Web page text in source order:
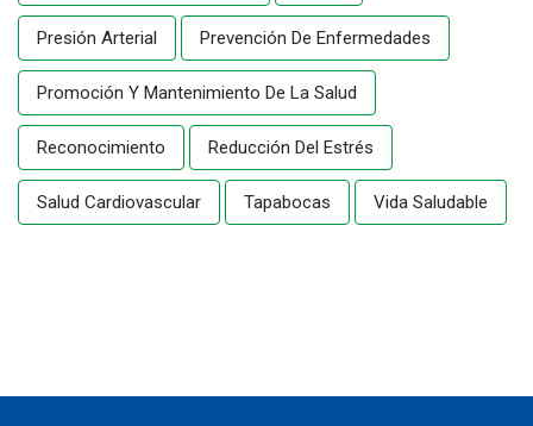
Presión Arterial Prevención De Enfermedades
Promoción Y Mantenimiento De La Salud
Reconocimiento Reducción Del Estrés
Salud Cardiovascular Tapabocas Vida Saludable